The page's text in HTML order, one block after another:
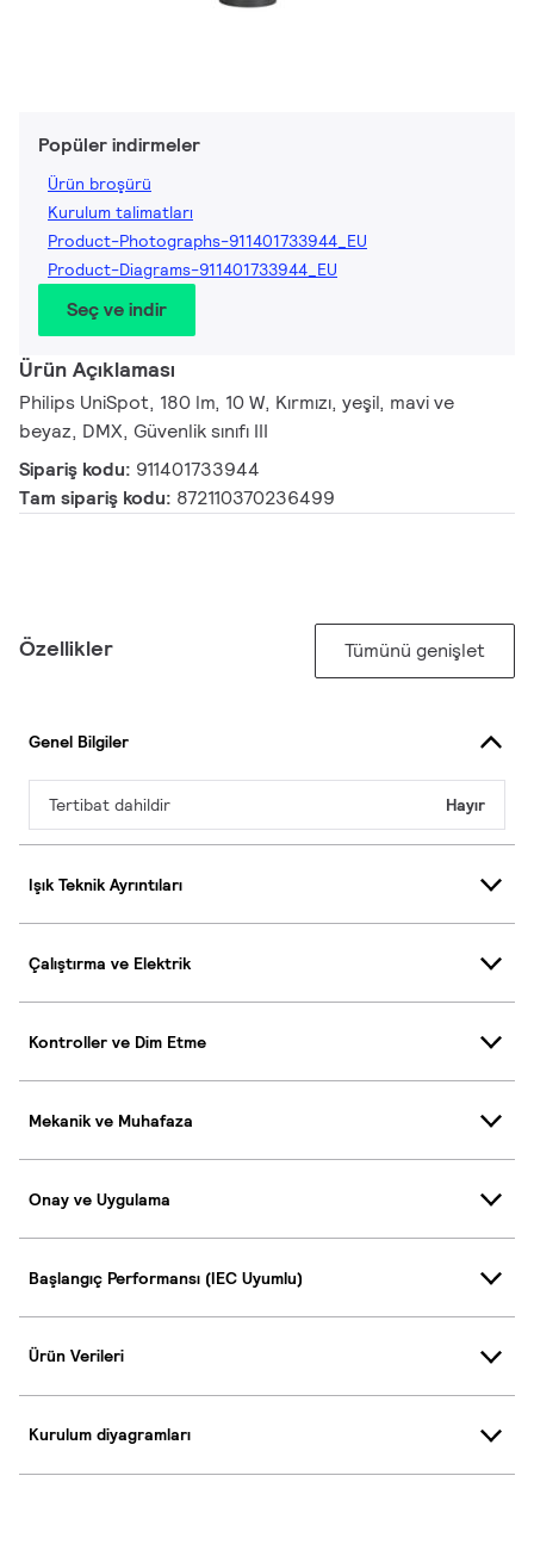
Popüler indirmeler
Ürün broşürü
Kurulum talimatları
Product-Photographs-911401733944_EU
Product-Diagrams-911401733944_EU
Seç ve indir
Ürün Açıklaması
Philips UniSpot, 180 lm, 10 W, Kırmızı, yeşil, mavi ve
beyaz, DMX, Güvenlik sınıfı III
Sipariş kodu: 911401733944
Tam sipariş kodu: 872110370236499
Özellikler Tümünü genişlet
Genel Bilgiler
Tertibat dahildir Hayır
Işık Teknik Ayrıntıları
Çalıştırma ve Elektrik
Kontroller ve Dim Etme
Mekanik ve Muhafaza
Onay ve Uygulama
Başlangıç Performansı (IEC Uyumlu)
Ürün Verileri
Kurulum diyagramları